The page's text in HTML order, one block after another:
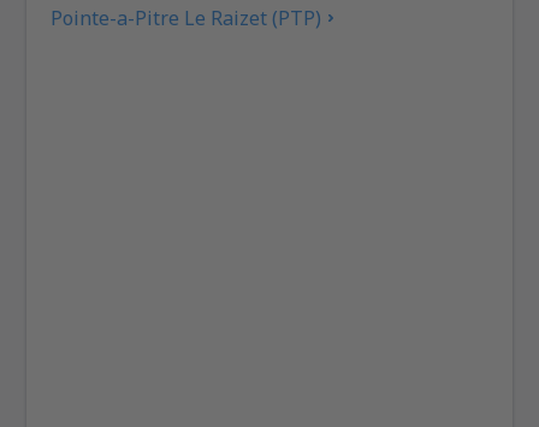
Pointe-a-Pitre Le Raizet (PTP)